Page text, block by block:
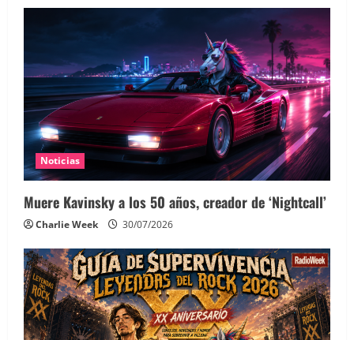
Noticias
Muere Kavinsky a los 50 años, creador de ‘Nightcall’
Charlie Week 30/07/2026